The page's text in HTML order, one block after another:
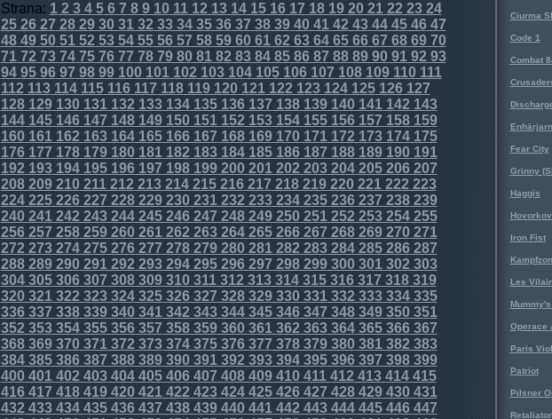
Strana: 12 34567 89101112 1314151617 1819202122 2324
252627 2829303132 3334353637 3839404142 4344454647
4849505152 5354555657 5859606162 6364656667 686970
7172 7374757677 7879808182 8384858687 8889909192 93
94959697 9899100101102 103104105106107 108109110111
112 113114115116117 118119120121122 123124125126127
128129130131132 133134135136137 138139140141142 143
144145146147 148149150151152 153154155156157 158159
160161162 163164165166167 168169170171172 173174175
176177 178179180181182 183184185186187 188189190191
192 193194195196197 198199200201202 203204205206207
208209210211212 213214215216217 218219220221222 223
224225226227 228229230231232 233234235236237 238239
240241242 243244245246247 248249250251252 253254255
256257 258259260261262 263264265266267 268269270271
272 273274275276277 278279280281282 283284285286287
288289290291292 293294295296297 298299300301302 303
304305306307 308309310311312 313314315316317 318319
320321322 323324325326327 328329330331332 333334335
336337 338339340341342 343344345346347 348349350351
352 353354355356357 358359360361362 363364365366367
368369370371372 373374375376377 378379380381382 383
384385386387 388389390391392 393394395396397 398399
400401402 403404405406407 408409410411412 413414415
416417 418419420421422 423424425426427 428429430431
432 433434435436437 438439440441442 443444445446447
Ciurma
Code 1
Combat
Fear City
Grinny
Haggis
Iron Fist
Les
Operace
Paris
Patriot
Pilsner
Retaliator